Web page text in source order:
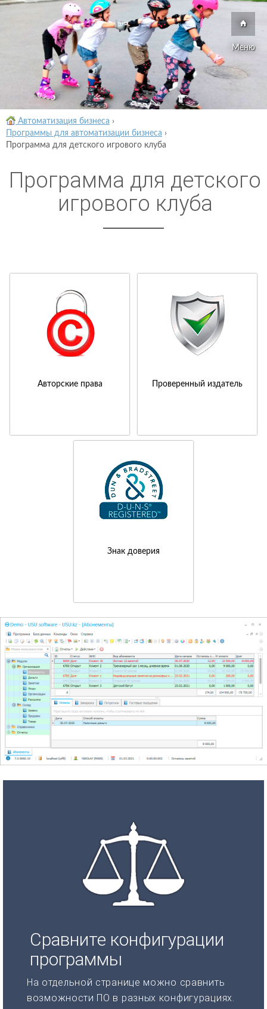
Меню
Автоматизация бизнеса ›
Программы для автоматизации бизнеса ›
Программа для детского игрового клуба
Программа для детского
игрового клуба
Авторские права Проверенный издатель
Знак доверия
Сравните конфигурации
программы
На отдельной странице можно сравнить
возможности ПО в разных конфигурациях.